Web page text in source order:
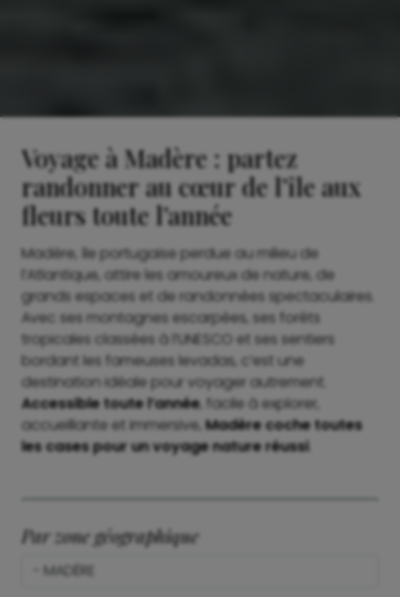
Voyage à Madère : partez
randonner au cœur de l’île aux
fleurs toute l’année
Madère, île portugaise perdue au milieu de
l’Atlantique, attire les amoureux de nature, de
grands espaces et de randonnées spectaculaires.
Avec ses montagnes escarpées, ses forêts
tropicales classées à l’UNESCO et ses sentiers
bordant les fameuses levadas, c’est une
destination idéale pour voyager autrement.
Accessible toute l’année, facile à explorer,
accueillante et immersive,Madère coche toutes
les cases pour un voyage nature réussi.
Par zone géographique